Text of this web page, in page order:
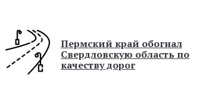
Пермский край обогнал
Свердловскую область по
качеству дорог